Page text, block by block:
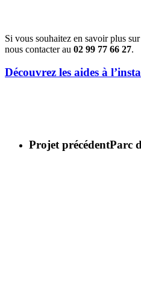
Si vous souhaitez en savoir plus
nous contacter au 02 99 77 66 27.
Découvrez les aides à
Projet précédentParc